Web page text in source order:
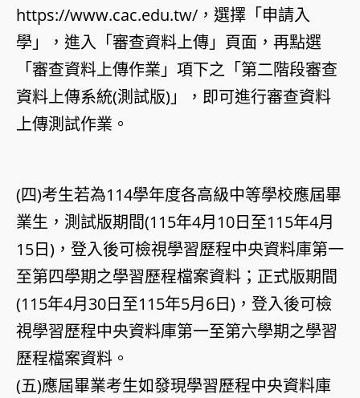
https://www.cac.edu.tw/，選擇「申請入
學」，進入「審查資料上傳」頁面，再點選
「審查資料上傳作業」項下之「第二階段審查
資料上傳系統(測試版)」，即可進行審查資料
上傳測試作業。
(四)考生若為114學年度各高級中等學校應屆畢
業生，測試版期間(115年4月10日至115年4月
15日)，登入後可檢視學習歷程中央資料庫第一
至第四學期之學習歷程檔案資料；正式版期間
(115年4月30日至115年5月6日)，登入後可檢
視學習歷程中央資料庫第一至第六學期之學習
歷程檔案資料。
(五)應屆畢業考生如發現學習歷程中央資料庫